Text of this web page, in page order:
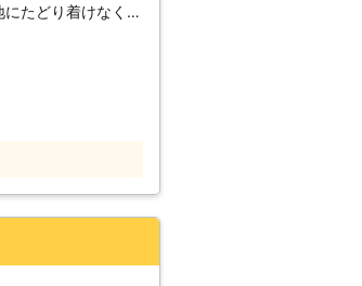
たどり着けなくな
ることでしょう。
車のバッテリーが
い！ 【バッ
は、危険がたく
うと、膨張してし
ッテリーの充電は